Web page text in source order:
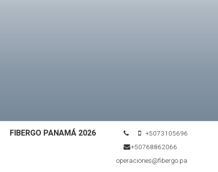
FIBERGO PANAMÁ 2026
+5073105696
+50768862066
operaciones@fibergo.pa